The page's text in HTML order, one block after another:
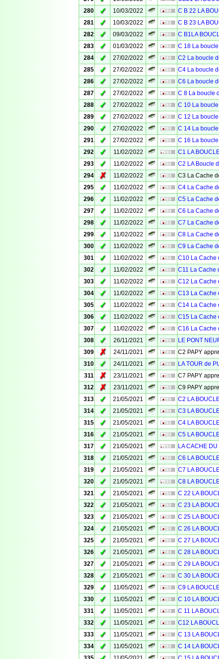
280
✓ 10/03/2022
C B 22 LA
281
✓ 10/03/2022
C B 23 LA
282
✓ 09/03/2022
C B1LA
283
✓ 01/03/2022
C 18 La
284
✓ 27/02/2022
C2 La boucle
285
✓ 27/02/2022
C4 La boucle
286
✓ 27/02/2022
C6 La boucle
287
✓ 27/02/2022
C 8 La boucle
288
✓ 27/02/2022
C 10 La
289
✓ 27/02/2022
C 12 La
290
✓ 27/02/2022
C 14 La
291
✓ 27/02/2022
C 16 La
292
✓ 11/02/2022
C1 LA
293
✓ 11/02/2022
C2 LA Boucle
294
✗ 11/02/2022
C3 La Cache
295
✓ 11/02/2022
C4 La Cache
296
✓ 11/02/2022
C5 La Cache
297
✓ 11/02/2022
C6 La Cache
298
✓ 11/02/2022
C7 La Cache
299
✓ 11/02/2022
C8 La Cache
300
✓ 11/02/2022
C9 La Cache
301
✓ 11/02/2022
C10 La Cache
302
✓ 11/02/2022
C11 La Cache
303
✓ 11/02/2022
C12 La Cache
304
✓ 11/02/2022
C13 La Cache
305
✓ 11/02/2022
C14 La Cache
306
✓ 11/02/2022
C15 La Cache
307
✓ 11/02/2022
C16 La Cache
308
✓ 26/11/2021
LE PONT
309
✗ 24/11/2021
C2 PAPY
310
✓ 24/11/2021
LA TOUR de
311
✗ 23/11/2021
C7 PAPY
312
✗ 23/11/2021
C9 PAPY
313
✓ 21/05/2021
C2 LA
314
✓ 21/05/2021
C3 LA
315
✓ 21/05/2021
C4 LA
316
✓ 21/05/2021
C5 LA
317
✓ 21/05/2021
LA CACHE
318
✓ 21/05/2021
C6 LA
319
✓ 21/05/2021
C7 LA
320
✓ 21/05/2021
C8 LA
321
✓ 21/05/2021
C 22 LA
322
✓ 21/05/2021
C 23 LA
323
✓ 21/05/2021
C 25 LA
324
✓ 21/05/2021
C 26 LA
325
✓ 21/05/2021
C 27 LA
326
✓ 21/05/2021
C 28 LA
327
✓ 21/05/2021
C 29 LA
328
✓ 21/05/2021
C 30 LA
329
✓ 11/05/2021
C9 LA
330
✓ 11/05/2021
C 10 LA
331
✓ 11/05/2021
C 11 LA
332
✓ 11/05/2021
C12 LA
333
✓ 11/05/2021
C 13 LA
334
✓ 11/05/2021
C 14 LA